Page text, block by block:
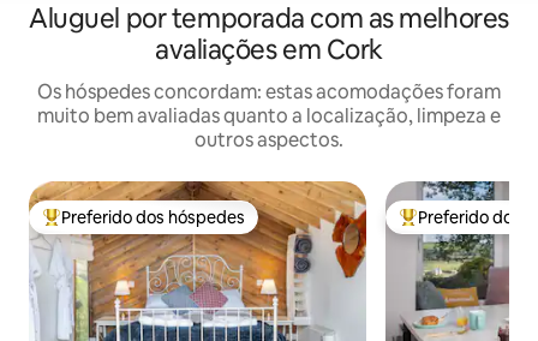
Aluguel por temporada com as melhores
avaliações em Cork
Os hóspedes concordam: estas acomodações foram
muito bem avaliadas quanto a localização, limpeza e
outros aspectos.
Entre os melhores preferidos dos hóspedes
Preferido dos hóspedes Entre os
Preferido dos